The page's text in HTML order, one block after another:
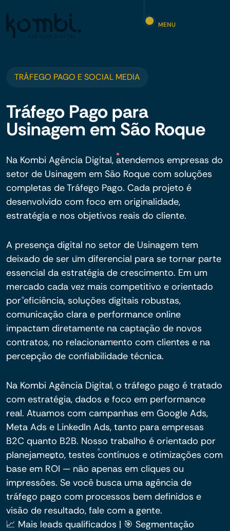
MENU
TRÁFEGO PAGO E SOCIAL MEDIA
Tráfego Pago para
Usinagem em São Roque
Na Kombi Agência Digital, atendemos empresas do
setor de Usinagem em São Roque com soluções
completas de Tráfego Pago. Cada projeto é
desenvolvido com foco em originalidade,
estratégia e nos objetivos reais do cliente.
A presença digital no setor de Usinagem tem
deixado de ser um diferencial para se tornar parte
essencial da estratégia de crescimento. Em um
mercado cada vez mais competitivo e orientado
por eficiência, soluções digitais robustas,
comunicação clara e performance online
impactam diretamente na captação de novos
contratos, no relacionamento com clientes e na
percepção de confiabilidade técnica.
Na Kombi Agência Digital, o tráfego pago é tratado
com estratégia, dados e foco em performance
real. Atuamos com campanhas em Google Ads,
Meta Ads e LinkedIn Ads, tanto para empresas
B2C quanto B2B. Nosso trabalho é orientado por
planejamento, testes contínuos e otimizações com
base em ROI — não apenas em cliques ou
impressões. Se você busca uma agência de
tráfego pago com processos bem definidos e
visão de resultado, fale com a gente.
📈 Mais leads qualificados | 🎯 Segmentação